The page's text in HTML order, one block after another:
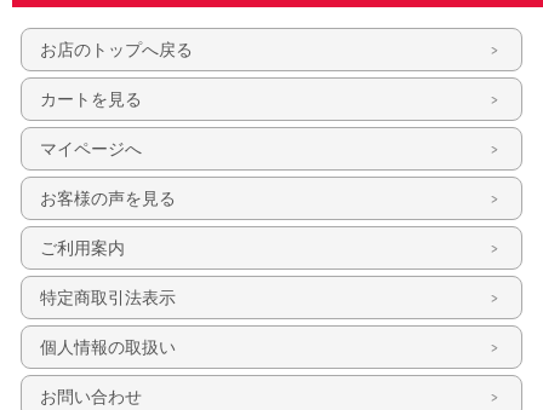
お店のトップへ戻る
カートを見る
マイページへ
お客様の声を見る
ご利用案内
特定商取引法表示
個人情報の取扱い
お問い合わせ